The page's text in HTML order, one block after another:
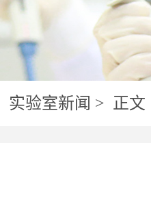
员会
室训
博士
人才引
实验室新闻 > 正文